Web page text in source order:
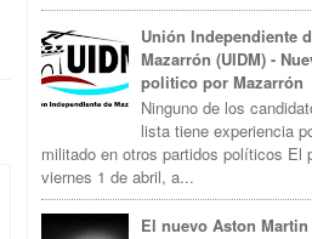
Unión Independiente
Mazarrón (UIDM) -
politico por Mazarrón
Ninguno de los
lista tiene experiencia
militado en otros partidos políticos El
viernes 1 de abril, a...
El nuevo Aston